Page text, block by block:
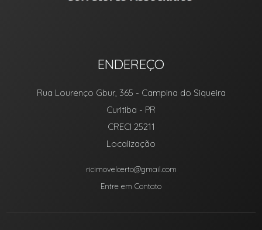
ENDEREÇO
Rua Lourenço Gbur, 365 - Campina do Siqueira
Curitiba - PR
CRECI 25211
Localização
ricimovelcerto@gmail.com
Entre em Contato